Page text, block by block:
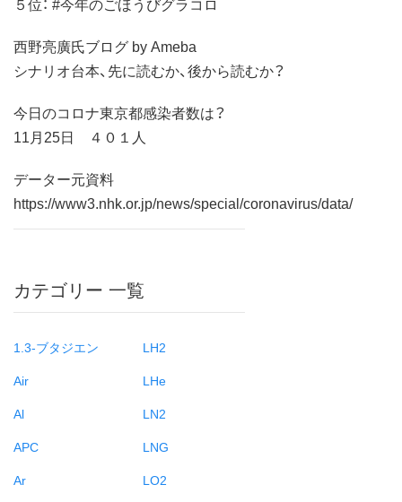
西野亮廣氏ブログ by Ameba
シナリオ台本、先に読むか、後から読むか？
今日のコロナ東京都感染者数は？
11月25日 ４０１人
データー元資料
https://www3.nhk.or.jp/news/special/coronavirus/data/
カテゴリー 一覧
1.3-ブタジエン
Air
Al
APC
Ar
LH2
LHe
LN2
LNG
LO2